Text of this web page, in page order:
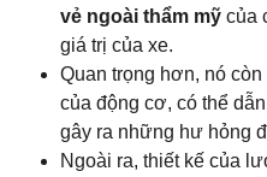
vẻ ngoài thẩm mỹ của
giá trị của xe.
Quan trọng hơn, nó còn
của động cơ, có thể
gây ra những hư hỏng
Ngoài ra, thiết kế của